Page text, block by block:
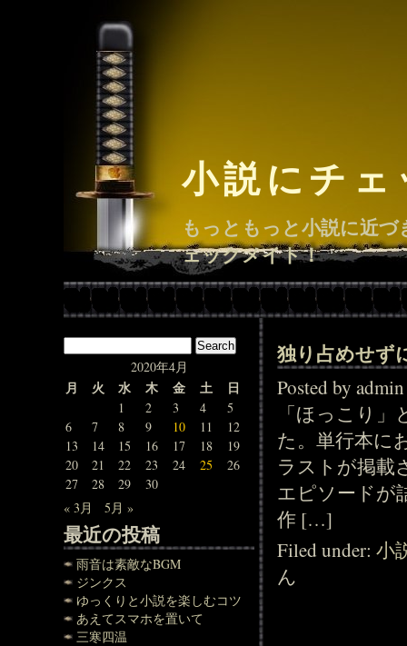
小説にチ
もっともっと小説に近
ェックメイト！
2020年4月
月 火 水 木 金 土 日
1 2 3 4
5
6
7 8 9 10 11
12
13
14 15 16 17 18
19
20
21 22 23 24 25
26
27
28 29
30
« 3月
5月 »
最近の投稿
雨音は素敵なBGM
ジンクス
ゆっくりと小説を楽しむコツ
あえてスマホを置いて
三寒四温
独り占めせず
Posted by
「ほっこり
た。単行本に
ラストが掲載
エピソードが
作 […]
Filed under:小
ん